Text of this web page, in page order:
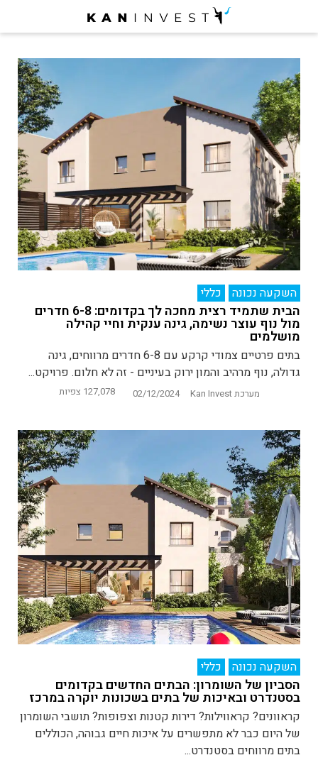
השקעה נכונה כללי
הבית שתמיד רצית מחכה לך בקדומים: 6-8 חדרים
מול נוף עוצר נשימה, גינה ענקית וחיי קהילה
מושלמים
בתים פרטיים צמודי קרקע עם 6-8 חדרים מרווחים, גינה
גדולה, נוף מרהיב והמון ירוק בעיניים - זה לא חלום. פרויקט...
מערכת Kan Invest 02/12/2024 127,078 צפיות
השקעה נכונה כללי
הסביון של השומרון: הבתים החדשים בקדומים
בסטנדרט ובאיכות של בתים בשכונות יוקרה במרכז
קראוונים? קראווילות? דירות קטנות וצפופות? תושבי השומרון
של היום כבר לא מתפשרים על איכות חיים גבוהה, הכוללים
בתים מרווחים בסטנדרט...